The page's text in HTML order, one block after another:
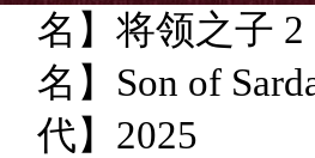
】将领之子 2
】Son of
】2025